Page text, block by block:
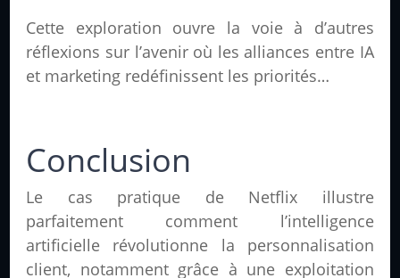
Cette exploration ouvre la voie à d’autres
réflexions sur l’avenir où les alliances entre IA
et marketing redéfinissent les priorités…
Conclusion
Le cas pratique de Netflix illustre
parfaitement comment l’intelligence
artificielle révolutionne la personnalisation
client, notamment grâce à une exploitation